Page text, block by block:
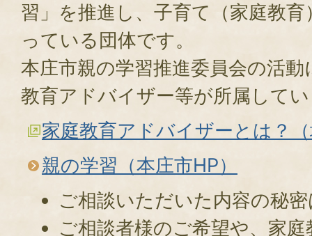
習」を推進し、子育て（家庭教
っている団体です。
本庄市親の学習推進委員会の活
教育アドバイザー等が所属して
家庭教育アドバイザーとは？
親の学習（本庄市HP）
ご相談いただいた内容の秘
ご相談者様のご希望や、家